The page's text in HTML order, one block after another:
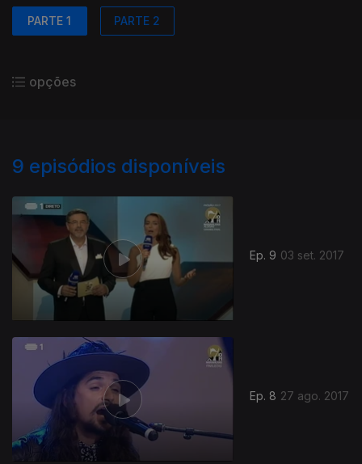
PARTE 1 PARTE 2
opções
9 episódios disponíveis
Ep. 9 03 set. 2017
Ep. 8 27 ago. 2017